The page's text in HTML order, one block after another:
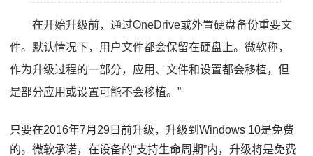
在开始升级前，通过OneDrive或外置硬盘备份重要文
件。默认情况下，用户文件都会保留在硬盘上。微软称，
作为升级过程的一部分，应用、文件和设置都会移植，但
是部分应用或设置可能不会移植。”
只要在2016年7月29日前升级，升级到Windows 10是免费
的。微软承诺，在设备的“支持生命周期”内，升级将是免费